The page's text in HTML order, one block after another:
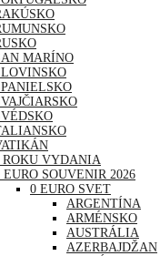
MARÍNO
ROKU VYDANIA
EURO SOUVENIR 2026
0 EURO SVET
ARGENTÍNA
ARMÉNSKO
AUSTRÁLIA
AZERBAJDŽAN